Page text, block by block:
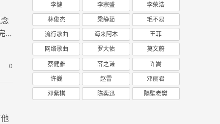
0
李健 李宗盛 李荣浩
林俊杰 梁静茹 毛不易
流行歌曲 海来阿木 王菲
网络歌曲 罗大佑 莫文蔚
蔡健雅 薛之谦 许嵩
许巍 赵雷 邓丽君
邓紫棋 陈奕迅 隔壁老樊